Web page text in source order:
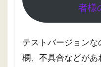
者様
テストバージョン
欄、不具合などが